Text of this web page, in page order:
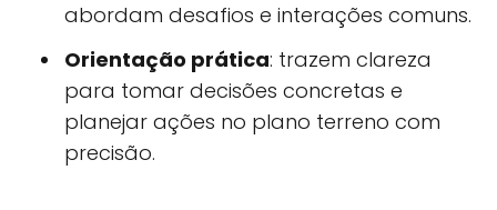
abordam desafios e interações comuns.
Orientação prática: trazem clareza
para tomar decisões concretas e
planejar ações no plano terreno com
precisão.